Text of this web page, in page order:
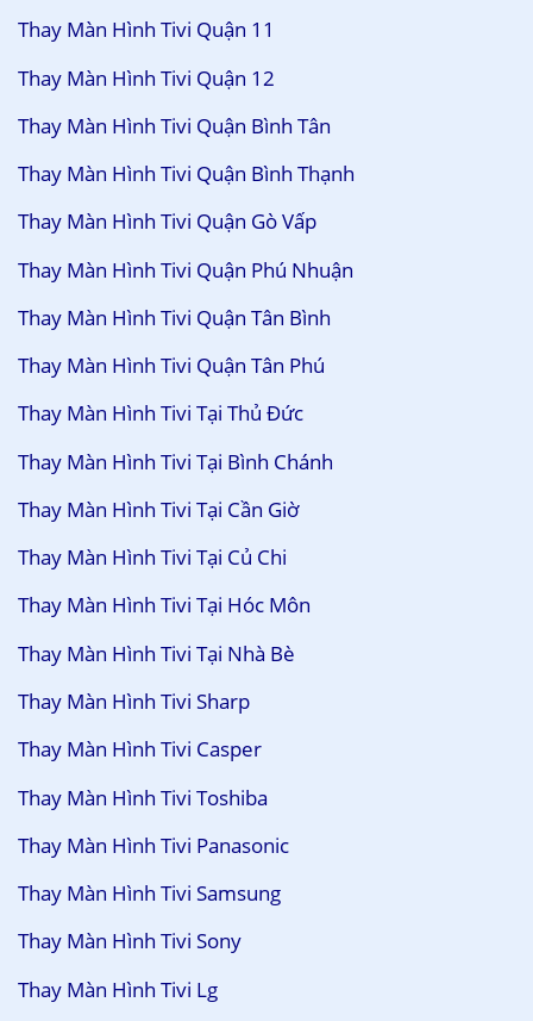
Thay Màn Hình Tivi Quận 11
Thay Màn Hình Tivi Quận 12
Thay Màn Hình Tivi Quận Bình Tân
Thay Màn Hình Tivi Quận Bình Thạnh
Thay Màn Hình Tivi Quận Gò Vấp
Thay Màn Hình Tivi Quận Phú Nhuận
Thay Màn Hình Tivi Quận Tân Bình
Thay Màn Hình Tivi Quận Tân Phú
Thay Màn Hình Tivi Tại Thủ Đức
Thay Màn Hình Tivi Tại Bình Chánh
Thay Màn Hình Tivi Tại Cần Giờ
Thay Màn Hình Tivi Tại Củ Chi
Thay Màn Hình Tivi Tại Hóc Môn
Thay Màn Hình Tivi Tại Nhà Bè
Thay Màn Hình Tivi Sharp
Thay Màn Hình Tivi Casper
Thay Màn Hình Tivi Toshiba
Thay Màn Hình Tivi Panasonic
Thay Màn Hình Tivi Samsung
Thay Màn Hình Tivi Sony
Thay Màn Hình Tivi Lg